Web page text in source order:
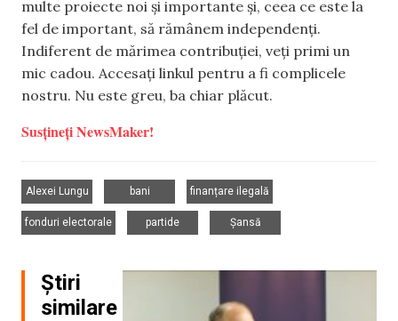
multe proiecte noi și importante și, ceea ce este la
fel de important, să rămânem independenți.
Indiferent de mărimea contribuției, veți primi un
mic cadou. Accesați linkul pentru a fi complicele
nostru. Nu este greu, ba chiar plăcut.
Susțineți NewsMaker!
Alexei Lungu
bani
finanțare ilegală
fonduri electorale
partide
Șansă
Știri
similare